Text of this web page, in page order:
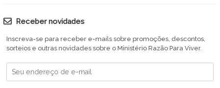
Receber novidades
Inscreva-se para receber e-mails sobre promoções, descontos,
sorteios e outras novidades sobre o Ministério Razão Para Viver.